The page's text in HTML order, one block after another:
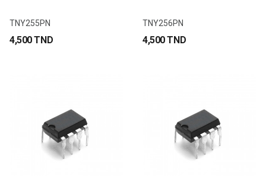
TNY255PN
4,500 TND
TNY256PN
4,500 TND